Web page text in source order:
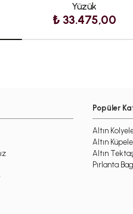
Yüzük
₺ 33.475,00
Popüler
Altın
Altın
Altın
Pırlanta